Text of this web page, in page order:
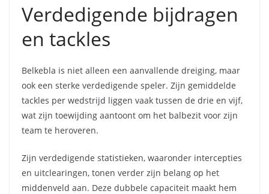
Verdedigende bijdragen
en tackles
Belkebla is niet alleen een aanvallende dreiging, maar
ook een sterke verdedigende speler. Zijn gemiddelde
tackles per wedstrijd liggen vaak tussen de drie en vijf,
wat zijn toewijding aantoont om het balbezit voor zijn
team te heroveren.
Zijn verdedigende statistieken, waaronder intercepties
en uitclearingen, tonen verder zijn belang op het
middenveld aan. Deze dubbele capaciteit maakt hem